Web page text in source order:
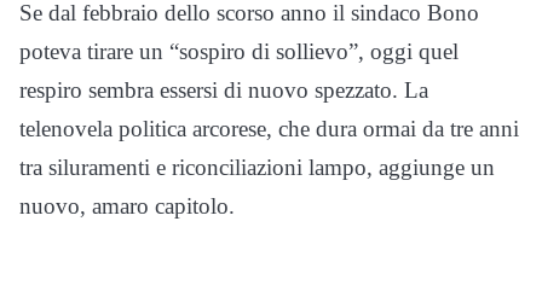
Se dal febbraio dello scorso anno il sindaco Bono
poteva tirare un “sospiro di sollievo”, oggi quel
respiro sembra essersi di nuovo spezzato. La
telenovela politica arcorese, che dura ormai da tre anni
tra siluramenti e riconciliazioni lampo, aggiunge un
nuovo, amaro capitolo.